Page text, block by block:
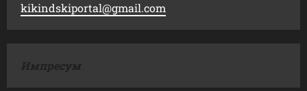
kikindskiportal@gmail.com
Импресум